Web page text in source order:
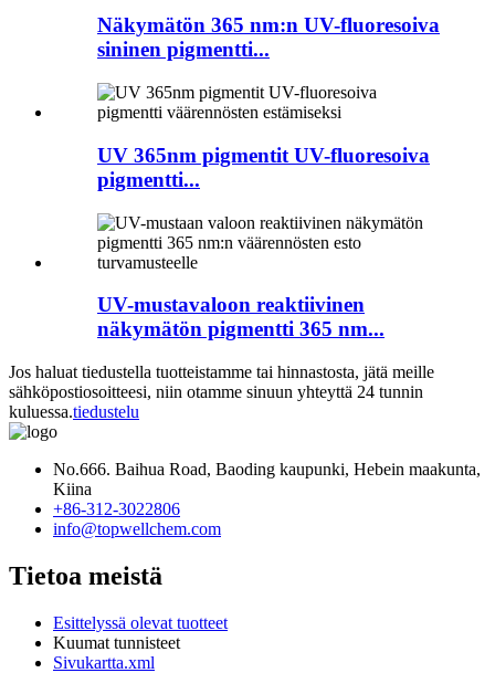
Näkymätön 365 nm:n UV-fluoresoiva
sininen pigmentti...
UV 365nm pigmentit UV-fluoresoiva
pigmentti...
UV-mustavaloon reaktiivinen
näkymätön pigmentti 365 nm...
Jos haluat tiedustella tuotteistamme tai hinnastosta, jätä meille
sähköpostiosoitteesi, niin otamme sinuun yhteyttä 24 tunnin
kuluessa.tiedustelu
No.666. Baihua Road, Baoding kaupunki, Hebein maakunta,
Kiina
+86-312-3022806
info@topwellchem.com
Tietoa meistä
Esittelyssä olevat tuotteet
Kuumat tunnisteet
Sivukartta.xml